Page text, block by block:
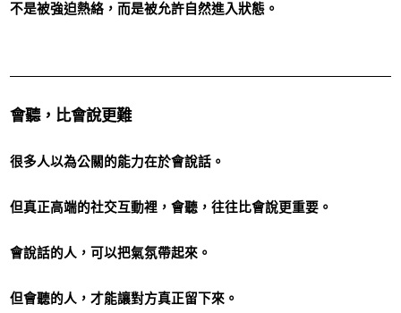
不是被強迫熱絡，而是被允許自然進入狀態。
會聽，比會說更難
很多人以為公關的能力在於會說話。
但真正高端的社交互動裡，會聽，往往比會說更重要。
會說話的人，可以把氣氛帶起來。
但會聽的人，才能讓對方真正留下來。